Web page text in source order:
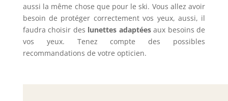
aussi la même chose que pour le ski. Vous allez avoir
besoin de protéger correctement vos yeux, aussi, il
faudra choisir des lunettes adaptéesaux besoins de
vos yeux. Tenez compte des possibles
recommandations de votre opticien.